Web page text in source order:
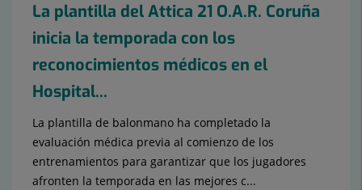
La plantilla del Attica 21 O.A.R. Coruña
inicia la temporada con los
reconocimientos médicos en el
Hospital...
La plantilla de balonmano ha completado la
evaluación médica previa al comienzo de los
entrenamientos para garantizar que los jugadores
afronten la temporada en las mejores c...